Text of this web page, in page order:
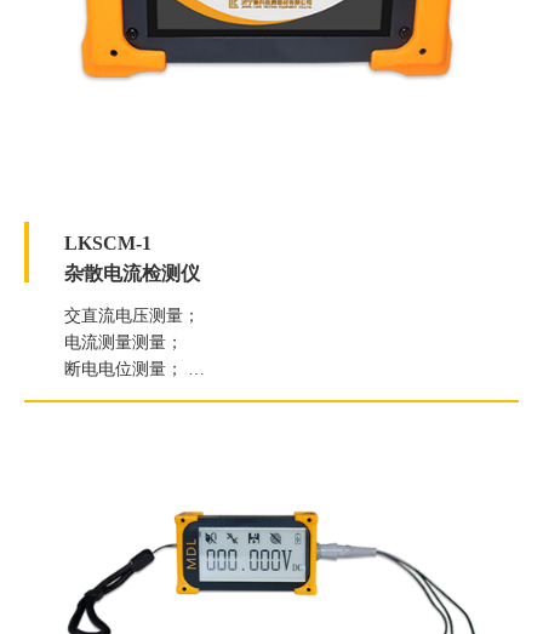
LKSCM-1
杂散电流检测仪
交直流电压测量；
电流测量测量；
断电电位测量；
电流密度测量测量；